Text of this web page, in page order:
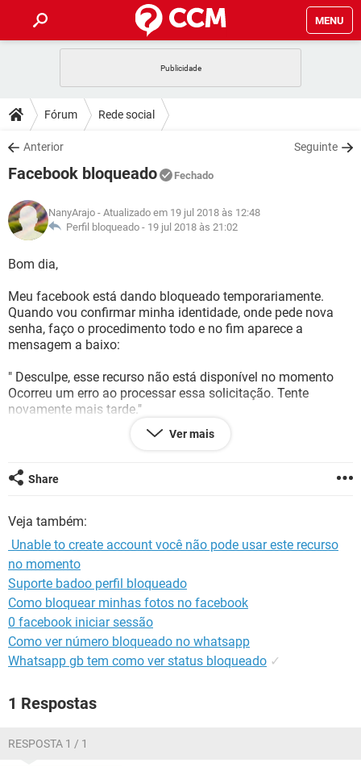
MENU
CELULAR
OUTLOOK
INSTAGRAM GMAIL
GUIA DE COMPRAS
DICAS
JOGOS
INSTAGRAM GMAIL
GUIA DE COMPRAS
DOWNLOADS
JOGOS WHATSAPP
CELULAR
OUTLOOK EXCEL
INSTAGRAM
JOGOS WHATSAPP
CELULAR
OUTLOOK
INSTAGRAM GMAIL
GUIA DE COMPRAS
GLOSSÁRIO
JOGOS
OUTLOOK EXCEL
INSTAGRAM
Fórum Rede social
Anterior Seguinte
Facebook bloqueado Fechado
NanyArajo - Atualizado em 19 jul 2018 às 12:48
Perfil bloqueado - 19 jul 2018 às 21:02
Bom dia,
Meu facebook está dando bloqueado temporariamente.
Quando vou confirmar minha identidade, onde pede nova
senha, faço o procedimento todo e no fim aparece a
mensagem a baixo:
" Desculpe, esse recurso não está disponível no momento
Ocorreu um erro ao processar essa solicitação. Tente
novamente mais tarde."
Me ajudem. Não consigo localizar minha conta :( tenho a
Ver mais
Share
Veja também:
​ Unable to create account você não pode usar este recurso
no momento
Suporte badoo perfil bloqueado
Como bloquear minhas fotos no facebook
0 facebook iniciar sessão
Como ver número bloqueado no whatsapp
Whatsapp gb tem como ver status bloqueado ✓
1 Respostas
RESPOSTA 1 / 1